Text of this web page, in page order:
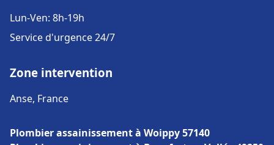
Lun-Ven: 8h-19h
Service d'urgence 24/7
Zone intervention
Anse, France
Plombier assainissement à Woippy 57140